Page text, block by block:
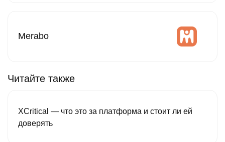
Merabo
Читайте также
XCritical — что это за платформа и стоит ли ей
доверять